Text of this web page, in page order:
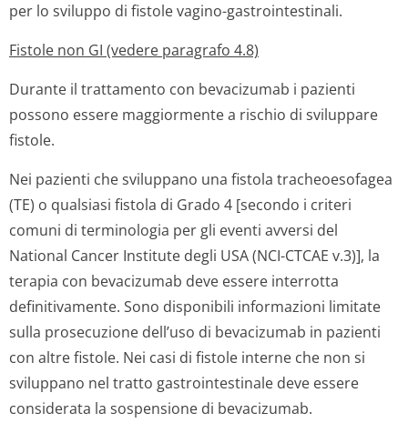
per lo sviluppo di fistole vagino-gastrointestinali.
Fistole non GI (vedere paragrafo 4.8)
Durante il trattamento con bevacizumab i pazienti
possono essere maggiormente a rischio di sviluppare
fistole.
Nei pazienti che sviluppano una fistola tracheoesofagea
(TE) o qualsiasi fistola di Grado 4 [secondo i criteri
comuni di terminologia per gli eventi avversi del
National Cancer Institute degli USA (NCI-CTCAE v.3)], la
terapia con bevacizumab deve essere interrotta
definitivamente. Sono disponibili informazioni limitate
sulla prosecuzione dell’uso di bevacizumab in pazienti
con altre fistole. Nei casi di fistole interne che non si
sviluppano nel tratto gastrointestinale deve essere
considerata la sospensione di bevacizumab.